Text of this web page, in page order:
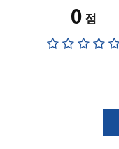
0 점